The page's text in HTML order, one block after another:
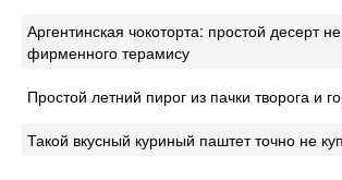
Аргентинская чокоторта: простой десерт
фирменного терамису
Простой летний пирог из пачки творога и
Такой вкусный куриный паштет точно не